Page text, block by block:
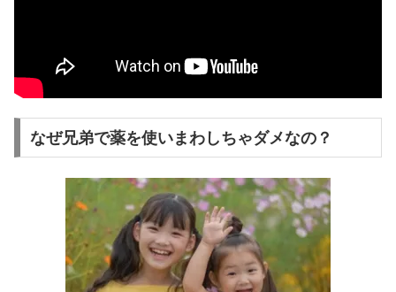
なぜ兄弟で薬を使いまわしちゃダメなの？